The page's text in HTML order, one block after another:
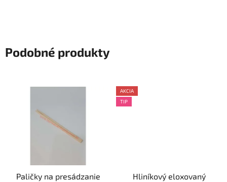
Podobné produkty
Paličky na presádzanie
AKCIA
TIP
Hliníkový eloxovaný